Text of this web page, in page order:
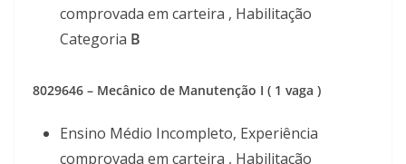
comprovada em carteira , Habilitação
Categoria B
8029646 – Mecânico de Manutenção I ( 1 vaga )
Ensino Médio Incompleto, Experiência
comprovada em carteira , Habilitação